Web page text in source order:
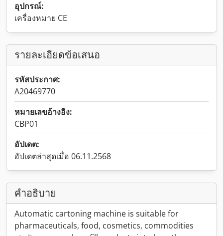
อุปกรณ์:
เครื่องหมาย CE
รายละเอียดข้อเสนอ
รหัสประกาศ:
A20469770
หมายเลขอ้างอิง:
CBP01
อัปเดต:
อัปเดตล่าสุดเมื่อ 06.11.2568
คำอธิบาย
Automatic cartoning machine is suitable for
pharmaceuticals, food, cosmetics, commodities